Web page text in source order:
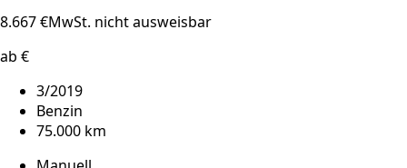
8.667 €MwSt. nicht ausweisbar
ab €
3/2019
Benzin
75.000 km